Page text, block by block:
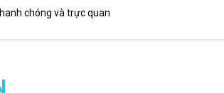
chóng và trực quan